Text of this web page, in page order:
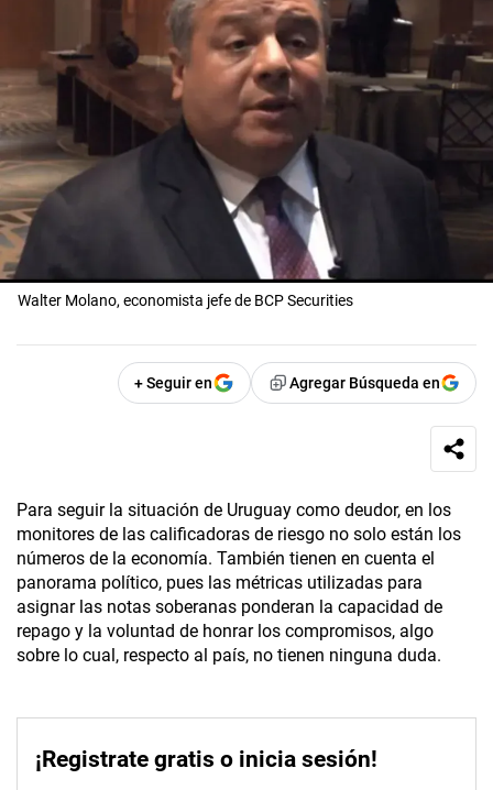
Walter Molano, economista jefe de BCP Securities
+ Seguir en Agregar Búsqueda en
Para seguir la situación de Uruguay como deudor, en los
monitores de las calificadoras de riesgo no solo están los
números de la economía. También tienen en cuenta el
panorama político, pues las métricas utilizadas para
asignar las notas soberanas ponderan la capacidad de
repago y la voluntad de honrar los compromisos, algo
sobre lo cual, respecto al país, no tienen ninguna duda.
¡Registrate gratis o inicia sesión!